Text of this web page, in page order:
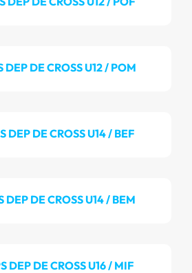
DEP DE CROSS U12 / POM
DEP DE CROSS U14 / BEF
DEP DE CROSS U14 / BEM
DEP DE CROSS U16 / MIF